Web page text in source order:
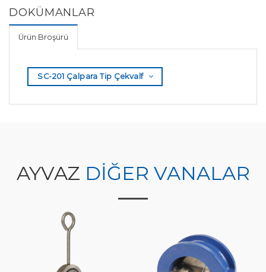
DOKÜMANLAR
Ürün Broşürü
SC-201 Çalpara Tip Çekvalf
AYVAZ DİĞER VANALAR